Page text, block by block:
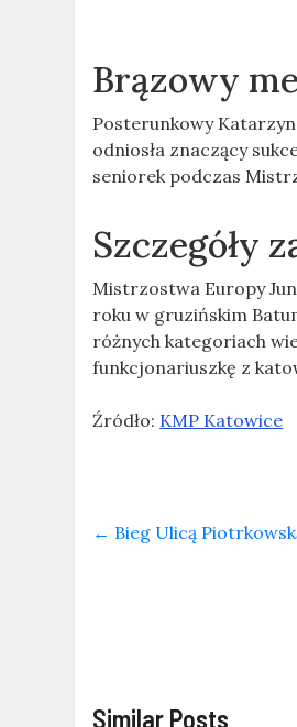
Brązowy
Posterunkowy
odniosła znaczący
seniorek podczas
Szczegóły
Mistrzostwa Europy
roku w gruzińskim
różnych kategoriach
funkcjonariuszkę z
Źródło: KMP Katowice
← Bieg Ulicą
Similar Posts